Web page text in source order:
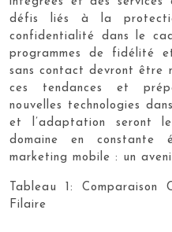
défis liés à la
confidentialité dans le
programmes de fidélité
sans contact devront être
ces tendances et
nouvelles technologies
et l’adaptation seront
domaine en constante
marketing mobile : un
Tableau 1: Comparaison
Filaire